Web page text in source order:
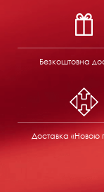
Безкоштовна
Доставка «Новою